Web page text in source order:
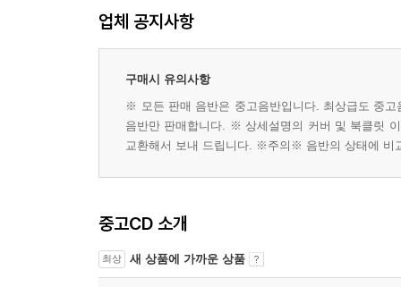
업체 공지사항
구매시 유의사항
※ 모든 판매 음반은 중고음반입니다. 최상급도 중
음반만 판매합니다. ※ 상세설명의 커버 및 북클릿
교환해서 보내 드립니다. ※주의※ 음반의 상태에 비
중고CD 소개
최상 새 상품에 가까운 상품